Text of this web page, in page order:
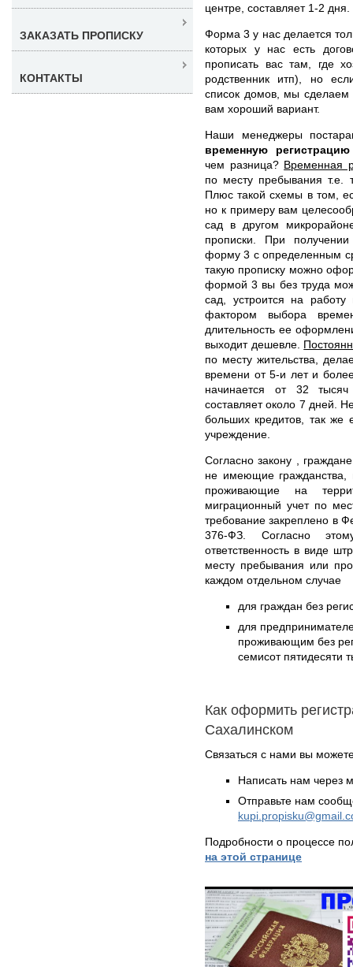
центре, составляет 1-2
Форма 3 у нас делается
которых у нас есть
прописать вас там, где
родственник итп), но
список домов, мы сделаем
вам хороший вариант.
Наши менеджеры
временную
чем разница? Временная
по месту пребывания т.е.
Плюс такой схемы в том,
но к примеру вам
сад в другом
прописки. При
форму 3 с определенным
такую прописку можно
формой 3 вы без труда
сад, устроится на
фактором выбора
длительность ее
выходит дешевле.
по месту жительства,
времени от 5-и лет и
начинается от 32
составляет около 7 дней.
больших кредитов, так же
учреждение.
Согласно закону ,
не имеющие
проживающие на
миграционный учет по
требование закреплено в
376-ФЗ. Согласно этому
ответственность в виде
месту пребывания или
каждом отдельном случае
для граждан без
для
проживающим без
семисот пятидесяти
Как оформить
Сахалинском
Связаться с нами вы
Написать нам через
Отправьте нам
Подробности о процессе
на этой странице
ЗАКАЗАТЬ ПРОПИСКУ
КОНТАКТЫ